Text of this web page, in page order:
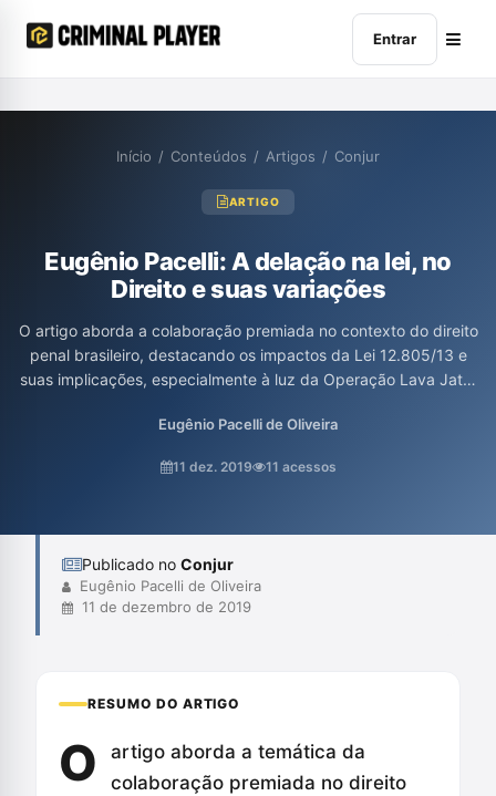
Entrar
Início / Conteúdos / Artigos / Conjur
ARTIGO
Eugênio Pacelli: A delação na lei, no
Direito e suas variações
O artigo aborda a colaboração premiada no contexto do direito
penal brasileiro, destacando os impactos da Lei 12.805/13 e
suas implicações, especialmente à luz da Operação Lava Jato.
jurisprudência, os desafios enfrentados pelos colaboradores em
Justiça penal, ressaltando a necessidade de respeitar os
Eugênio Pacelli de Oliveira
11 dez. 2019 11 acessos
Publicado no Conjur
Eugênio Pacelli de Oliveira
11 de dezembro de 2019
RESUMO DO ARTIGO
O
artigo aborda a temática da
colaboração premiada no direito